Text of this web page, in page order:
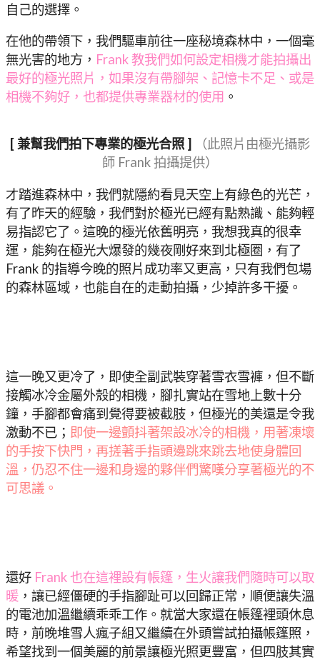
自己的選擇。
在他的帶領下，我們驅車前往一座秘境森林中，一個毫
無光害的地方， Frank 教我們如何設定相機才能拍攝出
最好的極光照片，如果沒有帶腳架、記憶卡不足、或是
相機不夠好，也都提供專業器材的使用 。
[ 兼幫我們拍下專業的極光合照 ]
（此照片由極光攝影
師 Frank 拍攝提供）
才踏進森林中，我們就隱約看見天空上有綠色的光芒，
有了昨天的經驗，我們對於極光已經有點熟識、能夠輕
易指認它了。這晚的極光依舊明亮，我想我真的很幸
運，能夠在極光大爆發的幾夜剛好來到北極圈，有了
Frank 的指導今晚的照片成功率又更高，只有我們包場
的森林區域，也能自在的走動拍攝，少掉許多干擾。
這一晚又更冷了，即使全副武裝穿著雪衣雪褲，但不斷
接觸冰冷金屬外殼的相機，腳扎實站在雪地上數十分
鐘，手腳都會痛到覺得要被截肢，但極光的美還是令我
激動不已； 即使一邊顫抖著架設冰冷的相機，用著凍壞
的手按下快門，再搓著手指頭邊跳來跳去地使身體回
溫，仍忍不住一邊和身邊的夥伴們驚嘆分享著極光的不
可思議。
還好 Frank 也在這裡設有帳篷，生火讓我們隨時可以取
暖 ，讓已經僵硬的手指腳趾可以回歸正常，順便讓失溫
的電池加溫繼續乖乖工作。就當大家還在帳篷裡頭休息
時，前晚堆雪人瘋子組又繼續在外頭嘗試拍攝帳篷照，
希望找到一個美麗的前景讓極光照更豐富，但四肢其實